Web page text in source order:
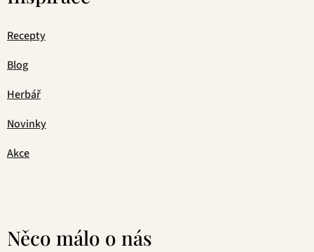
Recepty
Blog
Herbář
Novinky
Akce
Něco málo o nás